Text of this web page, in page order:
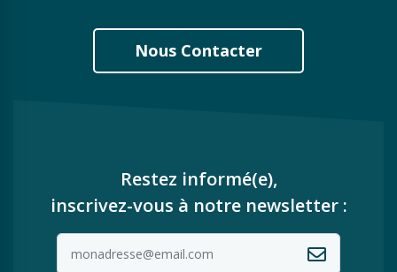
Nous Contacter
Restez informé(e),
inscrivez-vous à notre newsletter :